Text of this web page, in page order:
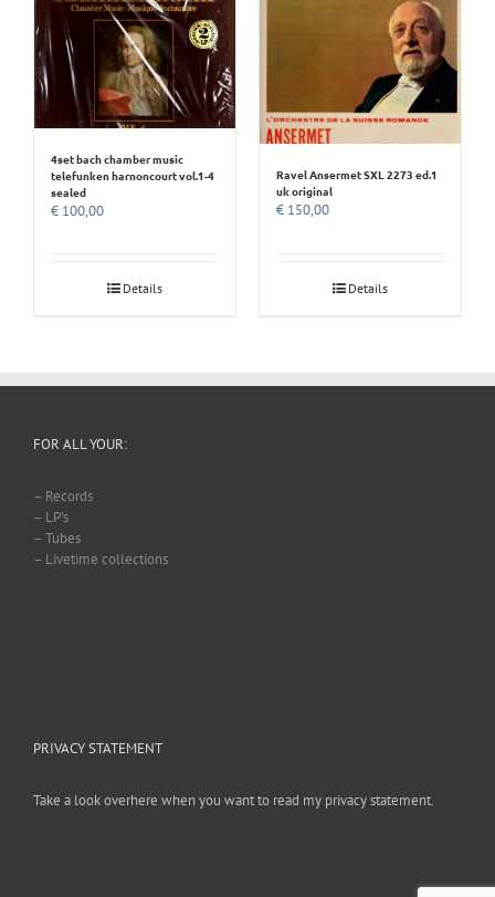
4set bach chamber music
telefunken harnoncourt vol.1-4
sealed
€ 100,00
Details
Ravel Ansermet SXL 2273 ed.1
uk original
€ 150,00
Details
FOR ALL YOUR:
– Records
– LP’s
– Tubes
– Livetime collections
PRIVACY STATEMENT
Take a look overhere when you want to read my privacy statement.